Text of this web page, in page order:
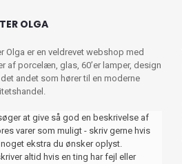
OLGA
Olga er en veldrevet webshop med
af porcelæn, glas, 60’er lamper, design
andet som hører til en moderne
at give så god en beskrivelse af
varer som muligt - skriv gerne hvis
ekstra du ønsker oplyst.
altid hvis en ting har fejl eller